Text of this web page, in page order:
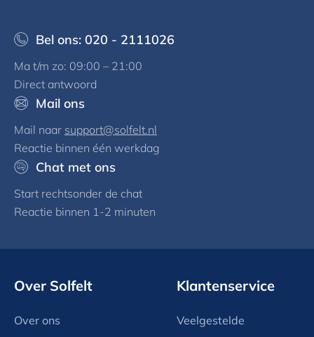
Bel ons: 020 - 2111026
Ma t/m zo: 09:00 – 21:00
Direct antwoord
Mail ons
Mail naar support@solfelt.nl
Reactie binnen één werkdag
Chat met ons
Start rechtsonder de chat
Reactie binnen 1-2 minuten
Over Solfelt
Over ons
Klantenservice
Veelgestelde